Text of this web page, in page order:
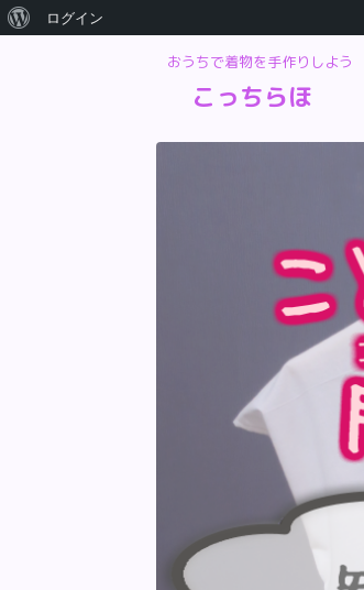
おうちで着物を手作りしよう
こっちらほ
ログイン